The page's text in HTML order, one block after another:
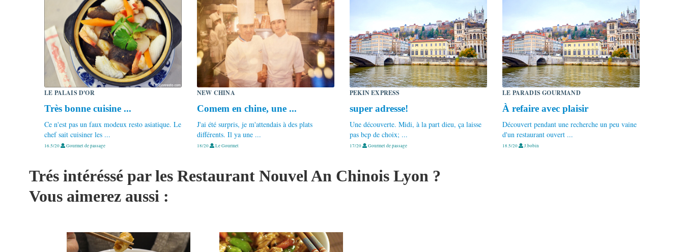
LE PALAIS D'OR
Très bonne cuisine ...
Ce n'est pas un faux modeux resto asiatique. Le
chef sait cuisiner les ...
16.5/20 Gourmet de passage
NEW CHINA
Comem en chine, une ...
J'ai été surpris, je m'attendais à des plats
différents. Il ya une ...
18/20 Le Gourmet
PEKIN EXPRESS
super adresse!
Une découverte. Midi, à la part dieu, ça laisse
pas bcp de choix; ...
17/20 Gourmet de passage
LE PARADIS GOURMAND
À refaire avec plaisir
Découvert pendant une recherche un peu vaine
d'un restaurant ouvert ...
18.5/20 J.bobin
Trés intéréssé par les Restaurant Nouvel An Chinois Lyon ?
Vous aimerez aussi :